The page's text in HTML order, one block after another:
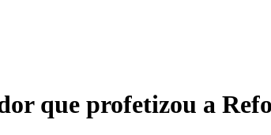
que profetizou a